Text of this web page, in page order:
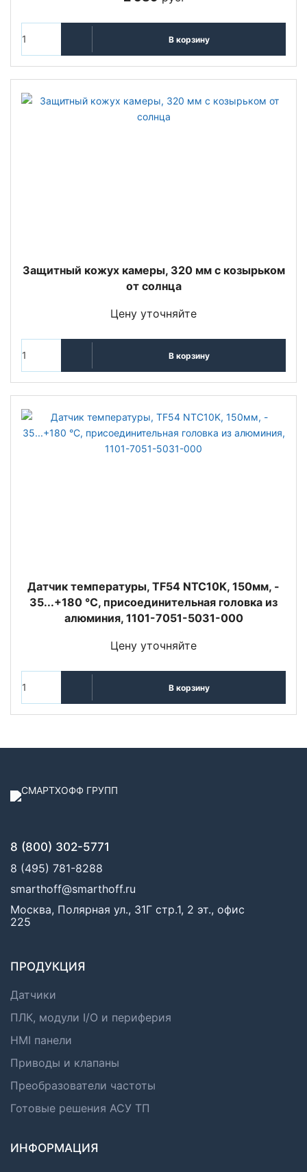
В корзину
Защитный кожух камеры, 320 мм с козырьком
от солнца
Цену уточняйте
В корзину
Датчик температуры, TF54 NTC10K, 150мм, -
35...+180 °C, присоединительная головка из
алюминия, 1101-7051-5031-000
Цену уточняйте
В корзину
8 (800) 302-5771
8 (495) 781-8288
smarthoff@smarthoff.ru
Москва, Полярная ул., 31Г стр.1, 2 эт., офис
225
ПРОДУКЦИЯ
Датчики
ПЛК, модули I/O и периферия
HMI панели
Приводы и клапаны
Преобразователи частоты
Готовые решения АСУ ТП
ИНФОРМАЦИЯ